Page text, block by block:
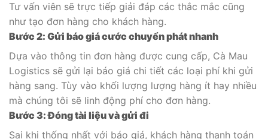
Tư vấn viên sẽ trực tiếp giải đáp các thắc mắc cũng
như tạo đơn hàng cho khách hàng.
Bước 2: Gửi báo giá cước chuyển phát nhanh
Dựa vào thông tin đơn hàng được cung cấp, Cà Mau
Logistics sẽ gửi lại báo giá chi tiết các loại phí khi gửi
hàng sang. Tùy vào khối lượng lượng hàng ít hay nhiều
mà chúng tôi sẽ linh động phí cho đơn hàng.
Bước 3: Đóng tài liệu và gửi đi
Sai khi thống nhất với báo giá, khách hàng thanh toán